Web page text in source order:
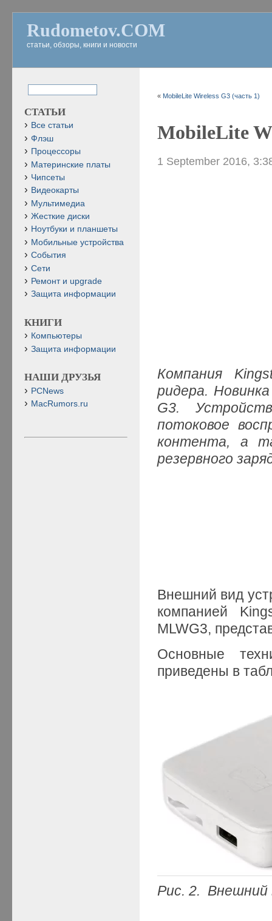
Rudometov.COM
статьи, обзоры, книги и новости
« MobileLite Wireless G3 (часть 1)
MobileLite
1 September 2016,
Компания
ридера.
G3.
потоковое
контента, а
резервного
Внешний вид
компанией
MLWG3,
Основные
приведены в
Рис. 2. Внешний
СТАТЬИ
Все статьи
Флэш
Процессоры
Материнские платы
Чипсеты
Видеокарты
Мультимедиа
Жесткие диски
Ноутбуки и планшеты
Мобильные устройства
События
Сети
Ремонт и upgrade
Защита информации
КНИГИ
Компьютеры
Защита информации
НАШИ ДРУЗЬЯ
PCNews
MacRumors.ru